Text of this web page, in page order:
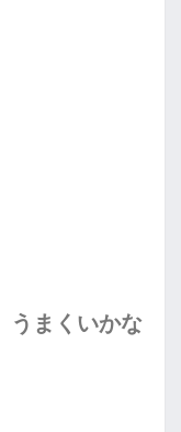
うまくいかな